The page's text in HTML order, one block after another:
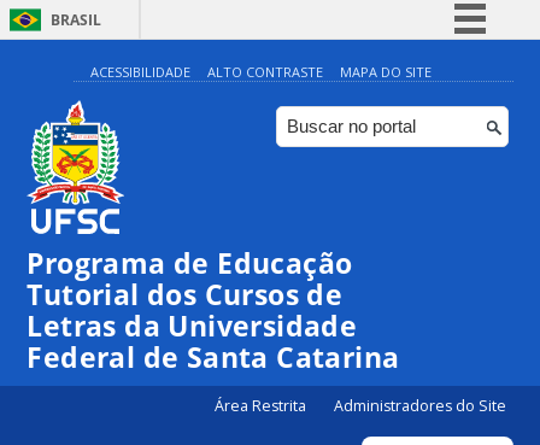
BRASIL
Simplifique!
Comunica BR
Participe
ACESSIBILIDADE ALTO CONTRASTE MAPA DO SITE
Programa de Educação
Tutorial dos Cursos de
Letras da Universidade
Federal de Santa Catarina
Área Restrita Administradores do Site